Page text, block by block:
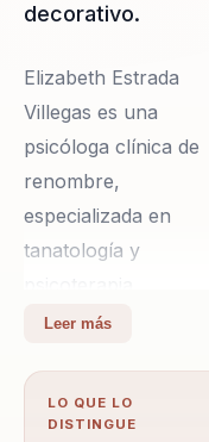
decorativo.
Elizabeth Estrada
Villegas es una
psicóloga clínica de
renombre,
especializada en
tanatología y
transpersonal, con
ha posicionado como
una líder en el ámbito
Leer más
LO QUE LO
DISTINGUE